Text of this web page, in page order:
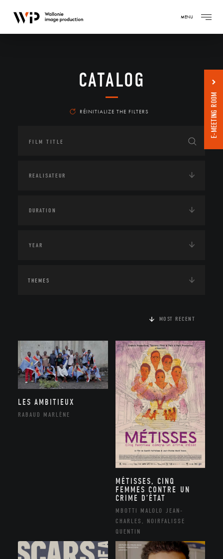
MENU
CATALOG
RÉINITIALIZE THE FILTERS
THEMES
MOST RECENT
LES AMBITIEUX
RABAUD MARLÈNE
MÉTISSES, CINQ
FEMMES CONTRE UN
CRIME D’ÉTAT
MBOTTI MALOLO JEAN-
CHARLES, NOIRFALISSE
QUENTIN
E-MEETING ROOM